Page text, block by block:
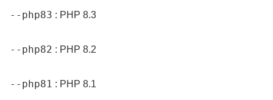
--php83 : PHP 8.3
--php82 : PHP 8.2
--php81 : PHP 8.1